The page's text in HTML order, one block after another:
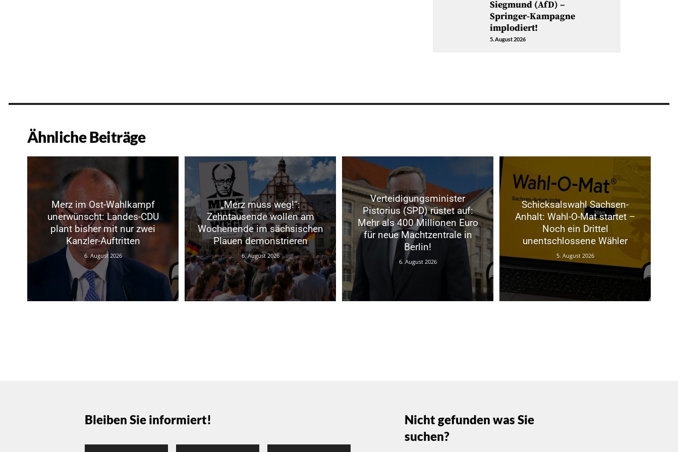
Siegmund (AfD) –
Springer-Kampagne
implodiert!
5. August 2026
Ähnliche Beiträge
Merz im Ost-Wahlkampf
unerwünscht: Landes-CDU
plant bisher mit nur zwei
Kanzler-Auftritten
6. August 2026
„Merz muss weg!“:
Zehntausende wollen am
Wochenende im sächsischen
Plauen demonstrieren
6. August 2026
Verteidigungsminister
Pistorius (SPD) rüstet auf:
Mehr als 400 Millionen Euro
für neue Machtzentrale in
Berlin!
6. August 2026
Schicksalswahl Sachsen-
Anhalt: Wahl-O-Mat startet –
Noch ein Drittel
unentschlossene Wähler
5. August 2026
Bleiben Sie informiert!
Nicht gefunden was Sie
suchen?